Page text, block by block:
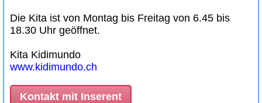
Die Kita ist von Montag bis Freitag von 6.45 bis
18.30 Uhr geöffnet.
Kita Kidimundo
www.kidimundo.ch
Kontakt mit Inserent